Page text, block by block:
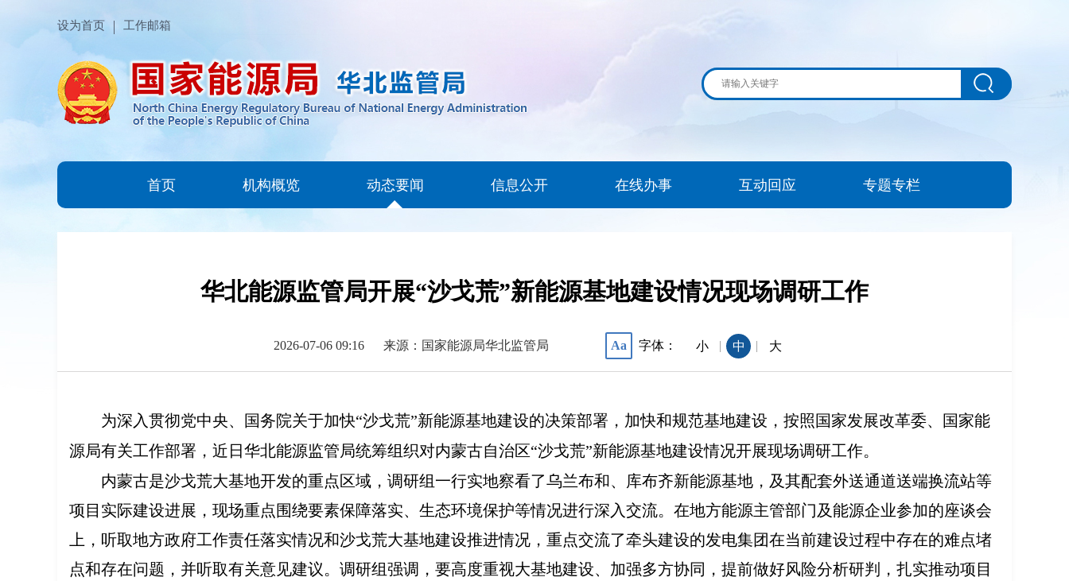
设为首页 工作邮箱
首页 机构概览 动态要闻 信息公开 在线办事 互动回应 专题专栏
华北能源监管局开展“沙戈荒”新能源基地建设情况现场调研工作
2026-07-06 09:16 来源：国家能源局华北监管局 Aa 字体： 小 | 中 | 大
为深入贯彻党中央、国务院关于加快“沙戈荒”新能源基地建设的决策部署，加快和规范基地建设，按照国家发展改革委、国家能
源局有关工作部署，近日华北能源监管局统筹组织对内蒙古自治区“沙戈荒”新能源基地建设情况开展现场调研工作。
内蒙古是沙戈荒大基地开发的重点区域，调研组一行实地察看了乌兰布和、库布齐新能源基地，及其配套外送通道送端换流站等
项目实际建设进展，现场重点围绕要素保障落实、生态环境保护等情况进行深入交流。在地方能源主管部门及能源企业参加的座谈会
上，听取地方政府工作责任落实情况和沙戈荒大基地建设推进情况，重点交流了牵头建设的发电集团在当前建设过程中存在的难点堵
点和存在问题，并听取有关意见建议。调研组强调，要高度重视大基地建设、加强多方协同，提前做好风险分析研判，扎实推动项目